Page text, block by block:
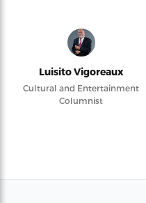
Luisito Vigoreaux
Cultural and Entertainment
Columnist